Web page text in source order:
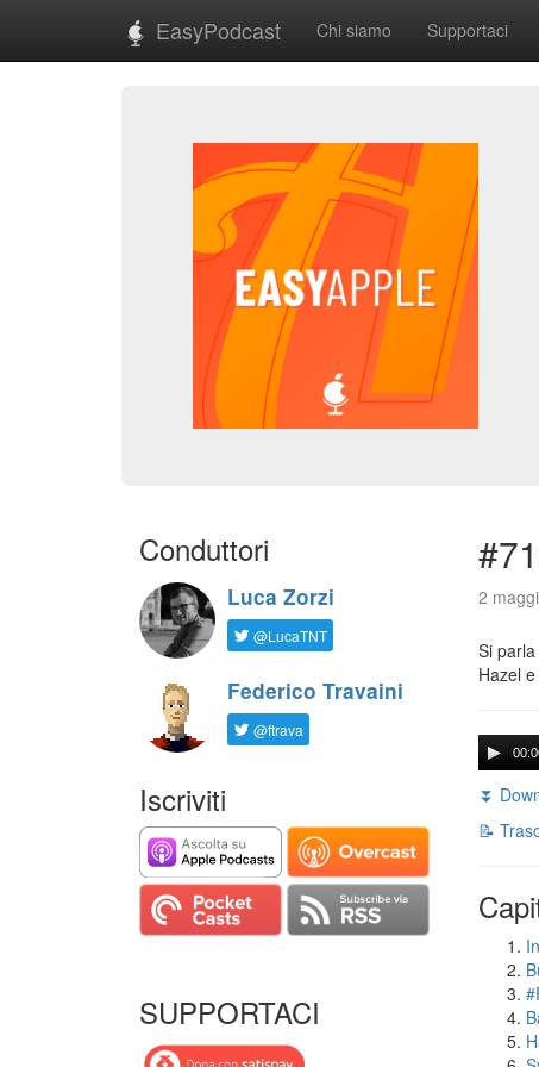
EasyPodcast Chi siamo Supportaci
Conduttori
Luca Zorzi
@LucaTNT
Federico Travaini
@ftrava
Iscriviti
SUPPORTACI
2
Si
Hazel
⏬
📝